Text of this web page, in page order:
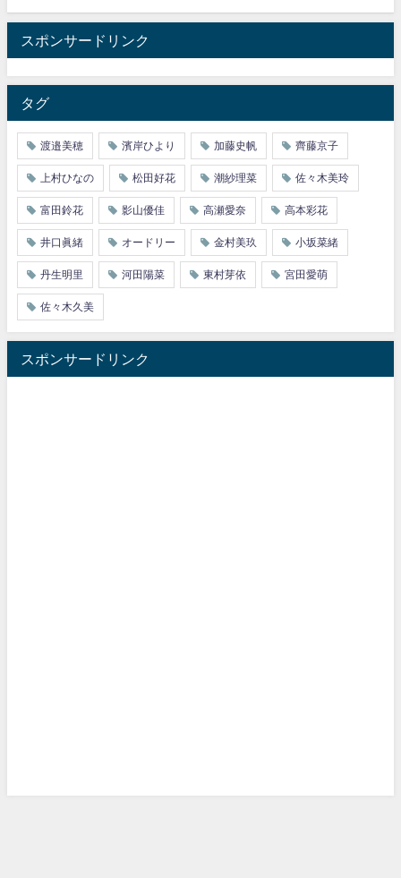
スポンサードリンク
タグ
渡邉美穂 濱岸ひより 加藤史帆 齊藤京子
上村ひなの 松田好花 潮紗理菜 佐々木美玲
富田鈴花 影山優佳 高瀬愛奈 高本彩花
井口眞緒 オードリー 金村美玖 小坂菜緒
丹生明里 河田陽菜 東村芽依 宮田愛萌
佐々木久美
スポンサードリンク